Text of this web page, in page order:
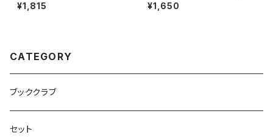
『ぼくのこえがきこえますか』
¥1,815
どうどうどう どうぶつえん』
¥1,650
CATEGORY
ブッククラブ
セット